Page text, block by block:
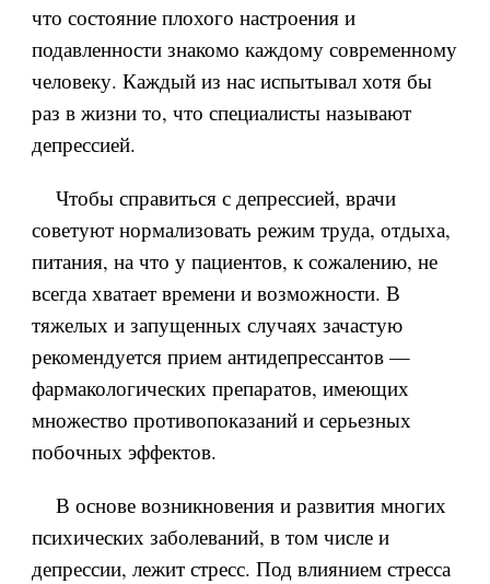
что состояние плохого настроения и
подавленности знакомо каждому современному
человеку. Каждый из нас испытывал хотя бы
раз в жизни то, что специалисты называют
депрессией.
Чтобы справиться с депрессией, врачи
советуют нормализовать режим труда, отдыха,
питания, на что у пациентов, к сожалению, не
всегда хватает времени и возможности. В
тяжелых и запущенных случаях зачастую
рекомендуется прием антидепрессантов —
фармакологических препаратов, имеющих
множество противопоказаний и серьезных
побочных эффектов.
В основе возникновения и развития многих
психических заболеваний, в том числе и
депрессии, лежит стресс. Под влиянием стресса